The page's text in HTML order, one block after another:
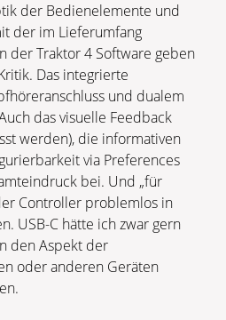
der Bedienelemente und
der im Lieferumfang
der Traktor 4 Software geben
Das integrierte
und dualem
das visuelle Feedback
werden), die informativen
via Preferences
bei. Und „für
Controller problemlos in
USB-C hätte ich zwar gern
den Aspekt der
oder anderen Geräten